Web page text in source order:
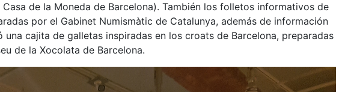
de la Moneda de Barcelona). También los folletos informativos de
por el Gabinet Numismàtic de Catalunya, además de información
cajita de galletas inspiradas en los croats de Barcelona, preparadas
de la Xocolata de Barcelona.